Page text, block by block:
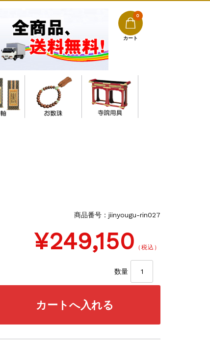
0
カート
商品番号：jiinyougu-rin027
¥249,150 （税込）
数量